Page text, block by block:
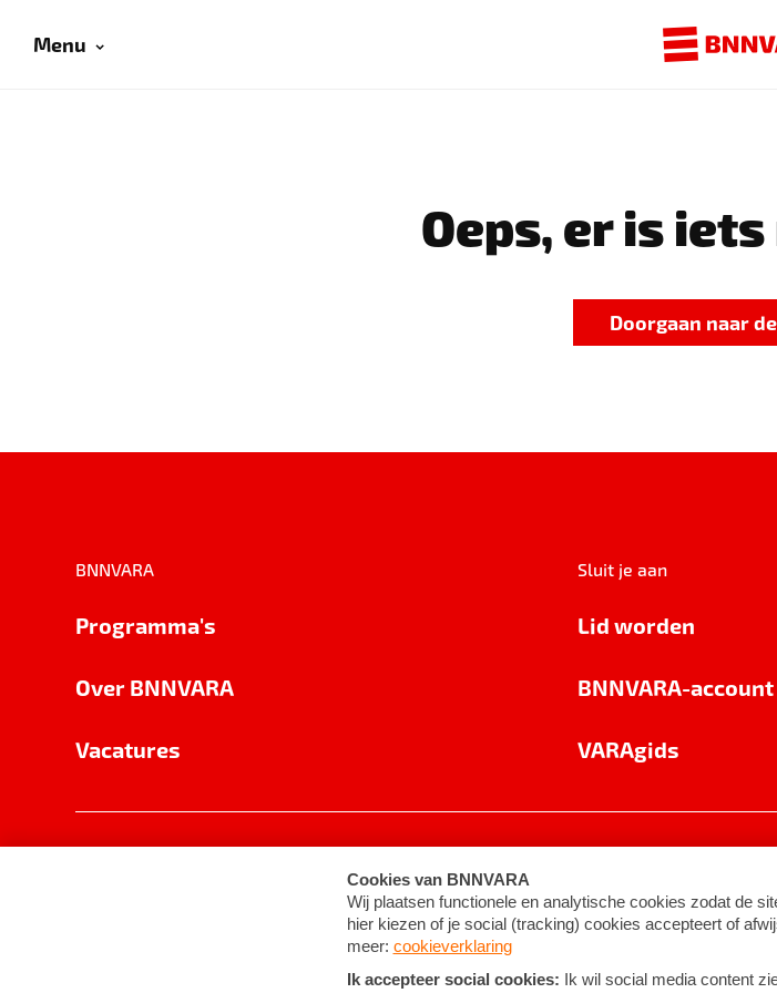
Menu
Oeps, er is
Doorgaan naar
BNNVARA
Programma's
Over BNNVARA
Vacatures
Sluit je aan
Lid worden
BNNVARA-account
VARAgids
Cookie-instellingen Algemene voorwaarden ©2026